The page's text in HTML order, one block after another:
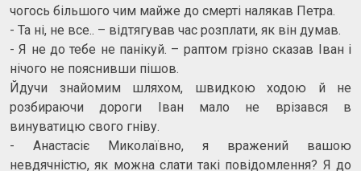
чогось більшого чим майже до смерті налякав Петра.
- Та ні, не все.. – відтягував час розплати, як він думав.
- Я не до тебе не панікуй. – раптом грізно сказав Іван і
нічого не пояснивши пішов.
Йдучи знайомим шляхом, швидкою ходою й не
розбираючи дороги Іван мало не врізався в
винуватицю свого гніву.
- Анастасіє Миколаївно, я вражений вашою
невдячністю, як можна слати такі повідомлення? Я до